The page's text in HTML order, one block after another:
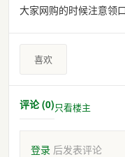
大家网购的时候注意领
喜欢
评论 (0)只看楼主
登录 后发表评论